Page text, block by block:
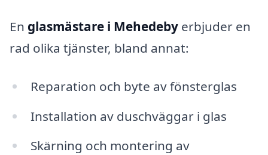
En glasmästare i Mehedeby erbjuder en
rad olika tjänster, bland annat:
Reparation och byte av fönsterglas
Installation av duschväggar i glas
Skärning och montering av